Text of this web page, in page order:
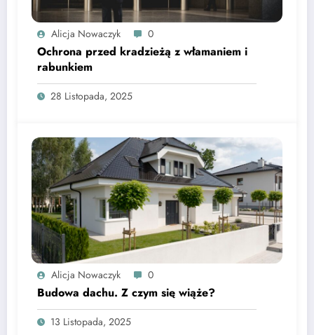
Alicja Nowaczyk 0
Ochrona przed kradzieżą z włamaniem i
rabunkiem
28 Listopada, 2025
Alicja Nowaczyk 0
Budowa dachu. Z czym się wiąże?
13 Listopada, 2025